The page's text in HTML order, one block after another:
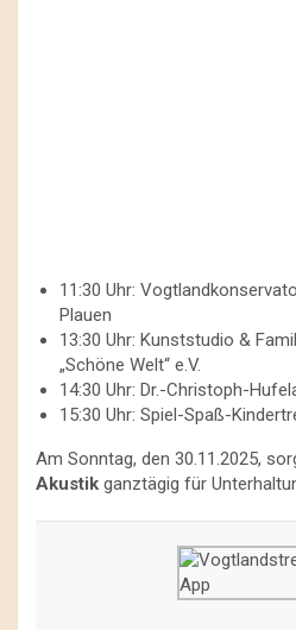
11:30 Uhr:
Plauen
13:30 Uhr: Kunststudio &
„Schöne Welt“ e.V.
14:30 Uhr: Dr.-Christoph-
15:30 Uhr: Spiel-Spaß-
Am Sonntag, den 30.11.2025,
Akustik ganztägig für